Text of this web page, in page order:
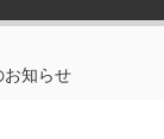
お知らせ